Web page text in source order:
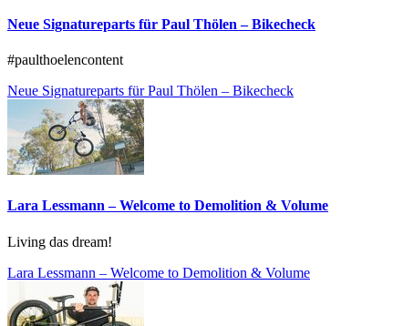
Neue Signatureparts für Paul Thölen – Bikecheck
#paulthoelencontent
Neue Signatureparts für Paul Thölen – Bikecheck
Lara Lessmann – Welcome to Demolition & Volume
Living das dream!
Lara Lessmann – Welcome to Demolition & Volume